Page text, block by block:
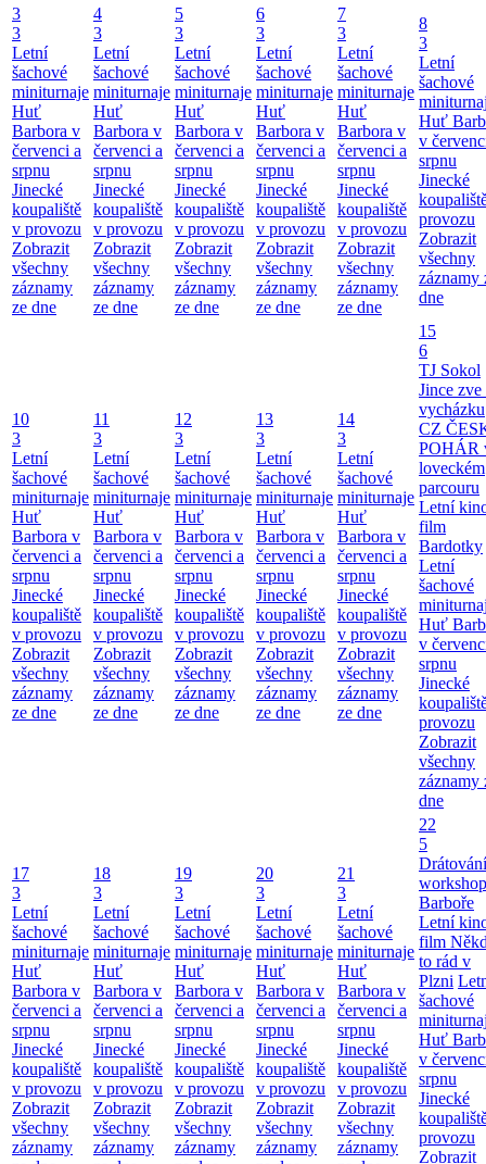
3
3
Letní
šachové
miniturnaje
Huť
Barbora v
červenci a
srpnu
Jinecké
koupaliště
v provozu
Zobrazit
všechny
záznamy
ze dne
4
3
Letní
šachové
miniturnaje
Huť
Barbora v
červenci a
srpnu
Jinecké
koupaliště
v provozu
Zobrazit
všechny
záznamy
ze dne
5
3
Letní
šachové
miniturnaje
Huť
Barbora v
červenci a
srpnu
Jinecké
koupaliště
v provozu
Zobrazit
všechny
záznamy
ze dne
6
3
Letní
šachové
miniturnaje
Huť
Barbora v
červenci a
srpnu
Jinecké
koupaliště
v provozu
Zobrazit
všechny
záznamy
ze dne
7
3
Letní
šachové
miniturnaje
Huť
Barbora v
červenci a
srpnu
Jinecké
koupaliště
v provozu
Zobrazit
všechny
záznamy
ze dne
8
3
Letní
šachové
Huť
v
srpnu
Jinecké
provozu
Zobrazit
všechny
záznamy
dne
10
3
Letní
šachové
miniturnaje
Huť
Barbora v
červenci a
srpnu
Jinecké
koupaliště
v provozu
Zobrazit
všechny
záznamy
ze dne
11
3
Letní
šachové
miniturnaje
Huť
Barbora v
červenci a
srpnu
Jinecké
koupaliště
v provozu
Zobrazit
všechny
záznamy
ze dne
12
3
Letní
šachové
miniturnaje
Huť
Barbora v
červenci a
srpnu
Jinecké
koupaliště
v provozu
Zobrazit
všechny
záznamy
ze dne
13
3
Letní
šachové
miniturnaje
Huť
Barbora v
červenci a
srpnu
Jinecké
koupaliště
v provozu
Zobrazit
všechny
záznamy
ze dne
14
3
Letní
šachové
miniturnaje
Huť
Barbora v
červenci a
srpnu
Jinecké
koupaliště
v provozu
Zobrazit
všechny
záznamy
ze dne
15
6
TJ Sokol
Jince zve
vycházku
CZ
POHÁR
loveckém
parcouru
Letní
film
Bardotky
Letní
šachové
Huť
v
srpnu
Jinecké
provozu
Zobrazit
všechny
záznamy
dne
17
3
Letní
šachové
miniturnaje
Huť
Barbora v
červenci a
srpnu
Jinecké
koupaliště
v provozu
Zobrazit
všechny
záznamy
18
3
Letní
šachové
miniturnaje
Huť
Barbora v
červenci a
srpnu
Jinecké
koupaliště
v provozu
Zobrazit
všechny
záznamy
19
3
Letní
šachové
miniturnaje
Huť
Barbora v
červenci a
srpnu
Jinecké
koupaliště
v provozu
Zobrazit
všechny
záznamy
20
3
Letní
šachové
miniturnaje
Huť
Barbora v
červenci a
srpnu
Jinecké
koupaliště
v provozu
Zobrazit
všechny
záznamy
21
3
Letní
šachové
miniturnaje
Huť
Barbora v
červenci a
srpnu
Jinecké
koupaliště
v provozu
Zobrazit
všechny
záznamy
22
5
Barboře
Letní
film
to rád v
Plzni
šachové
Huť
v
srpnu
Jinecké
provozu
Zobrazit